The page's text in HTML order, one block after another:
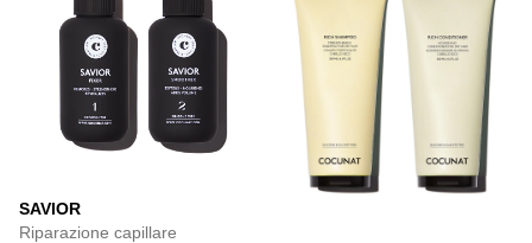
SAVIOR
Riparazione capillare